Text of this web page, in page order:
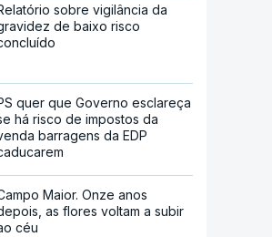
sobre vigilância da
de baixo risco
quer que Governo esclareça
há risco de impostos da
barragens da EDP
Maior. Onze anos
as flores voltam a subir
céu